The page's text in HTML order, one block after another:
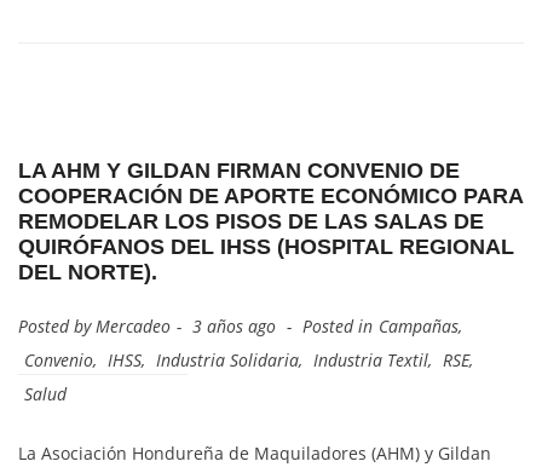
LA AHM Y GILDAN FIRMAN CONVENIO DE
COOPERACIÓN DE APORTE ECONÓMICO PARA
REMODELAR LOS PISOS DE LAS SALAS DE
QUIRÓFANOS DEL IHSS (HOSPITAL REGIONAL
DEL NORTE).
Posted byMercadeo 3 años ago Posted in Campañas,
Convenio, IHSS, Industria Solidaria, Industria Textil, RSE,
Salud
La Asociación Hondureña de Maquiladores (AHM) y Gildan